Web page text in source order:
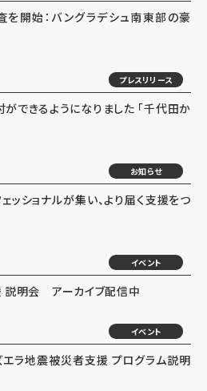
開始：バングラデシュ南東部の豪
プレスリリース
できるようになりました 「千代田か
お知らせ
ッショナルが集い、より届く支援をつ
イベント
説明会 アーカイブ配信中
イベント
エラ地震被災者支援 プログラム説明